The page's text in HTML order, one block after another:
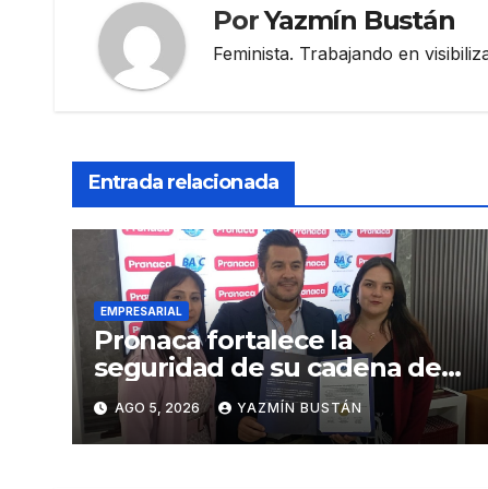
PorYazmín Bustán
Feminista. Trabajando en
Entrada relacionada
EMPRESARIAL
Pronaca fortalece la
seguridad de su cadena de
suministro con certificación
BASC en dos plantas
AGO 5, 2026 YAZMÍN BUSTÁN